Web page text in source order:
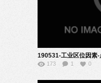
190531-工业区位因素-
173 1 0